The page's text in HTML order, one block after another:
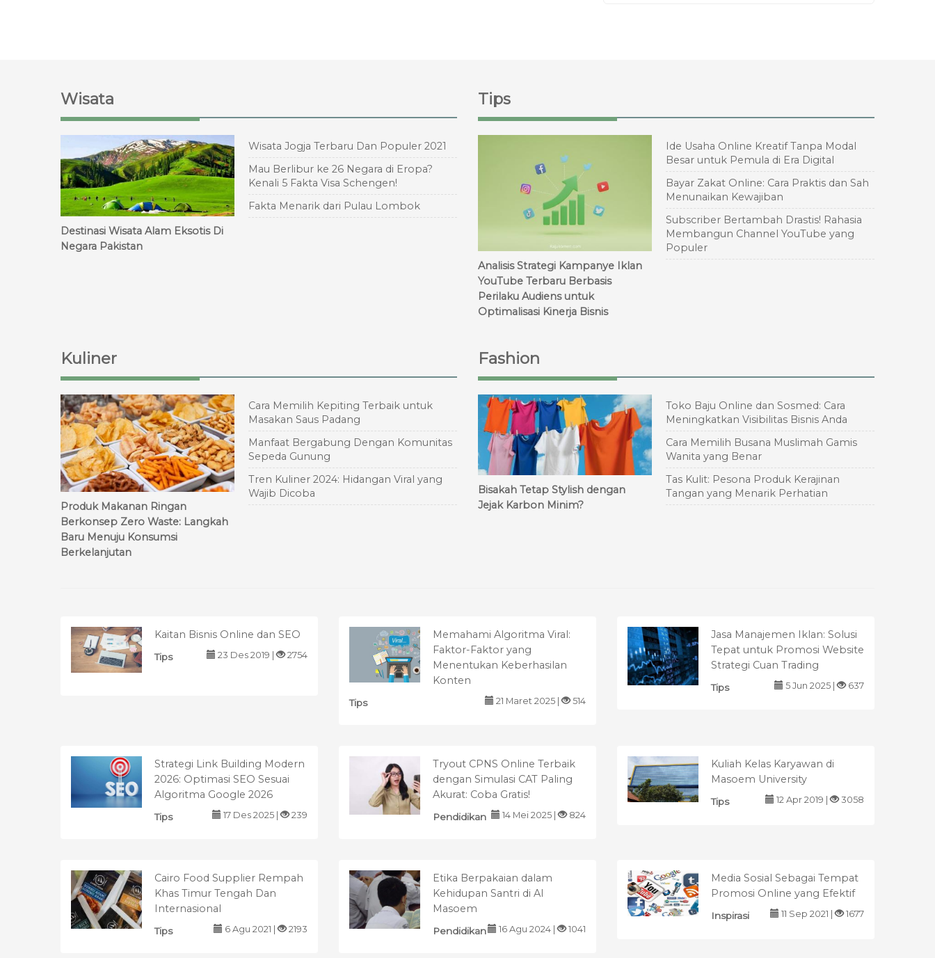
Wisata
Destinasi Wisata Alam Eksotis Di
Negara Pakistan
Wisata Jogja Terbaru Dan Populer 2021
Mau Berlibur ke 26 Negara di Eropa?
Kenali 5 Fakta Visa Schengen!
Fakta Menarik dari Pulau Lombok
Tips
Analisis Strategi Kampanye Iklan
YouTube Terbaru Berbasis
Perilaku Audiens untuk
Optimalisasi Kinerja Bisnis
Ide Usaha Online Kreatif Tanpa Modal
Besar untuk Pemula di Era Digital
Bayar Zakat Online: Cara Praktis dan Sah
Menunaikan Kewajiban
Subscriber Bertambah Drastis! Rahasia
Membangun Channel YouTube yang
Populer
Kuliner
Produk Makanan Ringan
Berkonsep Zero Waste: Langkah
Baru Menuju Konsumsi
Berkelanjutan
Cara Memilih Kepiting Terbaik untuk
Masakan Saus Padang
Manfaat Bergabung Dengan Komunitas
Sepeda Gunung
Tren Kuliner 2024: Hidangan Viral yang
Wajib Dicoba
Fashion
Bisakah Tetap Stylish dengan
Jejak Karbon Minim?
Toko Baju Online dan Sosmed: Cara
Meningkatkan Visibilitas Bisnis Anda
Cara Memilih Busana Muslimah Gamis
Wanita yang Benar
Tas Kulit: Pesona Produk Kerajinan
Tangan yang Menarik Perhatian
Kaitan Bisnis Online dan SEO
Tips 23 Des 2019 | 2754
Memahami Algoritma Viral:
Faktor-Faktor yang
Menentukan Keberhasilan
Konten
Tips 21 Maret 2025 | 514
Jasa Manajemen Iklan: Solusi
Tepat untuk Promosi Website
Strategi Cuan Trading
Tips 5 Jun 2025 | 637
Strategi Link Building Modern
2026: Optimasi SEO Sesuai
Algoritma Google 2026
Tips 17 Des 2025 | 239
Tryout CPNS Online Terbaik
dengan Simulasi CAT Paling
Akurat: Coba Gratis!
Pendidikan 14 Mei 2025 | 824
Kuliah Kelas Karyawan di
Masoem University
Tips 12 Apr 2019 | 3058
Cairo Food Supplier Rempah
Khas Timur Tengah Dan
Internasional
Tips 6 Agu 2021 | 2193
Etika Berpakaian dalam
Kehidupan Santri di Al
Masoem
Pendidikan 16 Agu 2024 | 1041
Media Sosial Sebagai Tempat
Promosi Online yang Efektif
Inspirasi 11 Sep 2021 | 1677